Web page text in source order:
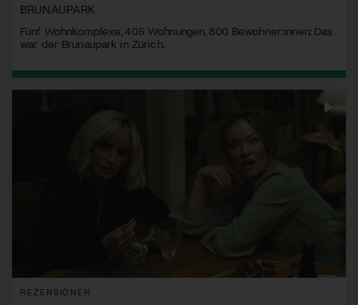
BRUNAUPARK
Fünf Wohnkomplexe, 405 Wohnungen, 800 Bewohner:innen: Das
war der Brunaupark in Zürich.
REZENSIONEN